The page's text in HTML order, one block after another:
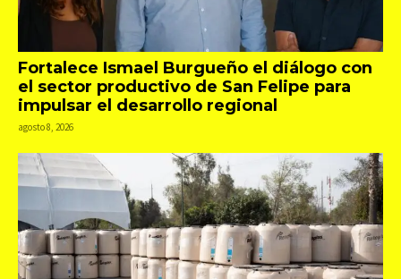
Fortalece Ismael Burgueño el diálogo con
el sector productivo de San Felipe para
impulsar el desarrollo regional
agosto 8, 2026